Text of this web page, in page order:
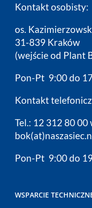
Kontakt osobisty:
os.
31-839 Kraków
(wejście od Plant
Pon-Pt 9:00 do
Kontakt
Tel.: 12 312 80 00
Pon-Pt 9:00 do
WSPARCIE